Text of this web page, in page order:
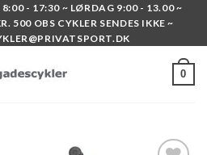
- 17:30 ~ LØRDAG 9:00 - 13.00 ~
500 OBS CYKLER SENDES IKKE ~
0